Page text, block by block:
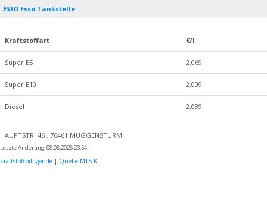
ESSO Esso Tankstelle
Kraftstoffart €/l
Super E5 2,069
Super E10 2,009
Diesel 2,089
HAUPTSTR. 46 , 76461 MUGGENSTURM
Letzte Änderung: 08.08.2026 23:54
kraftstoffbilliger.de | Quelle MTS-K